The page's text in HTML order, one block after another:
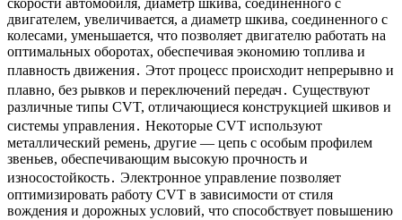
двигателем, увеличивается, а диаметр шкива, соединенного с
колесами, уменьшается, что позволяет двигателю работать на
оптимальных оборотах, обеспечивая экономию топлива и
плавность движения․ Этот процесс происходит непрерывно и
плавно, без рывков и переключений передач․ Существуют
различные типы CVT, отличающиеся конструкцией шкивов и
системы управления․ Некоторые CVT используют
металлический ремень, другие — цепь с особым профилем
звеньев, обеспечивающим высокую прочность и
износостойкость․ Электронное управление позволяет
оптимизировать работу CVT в зависимости от стиля
вождения и дорожных условий, что способствует повышению